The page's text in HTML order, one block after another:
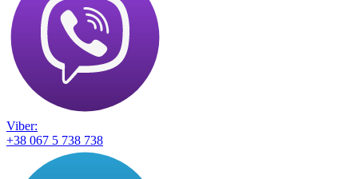
Viber:
+38 067 5 738 738